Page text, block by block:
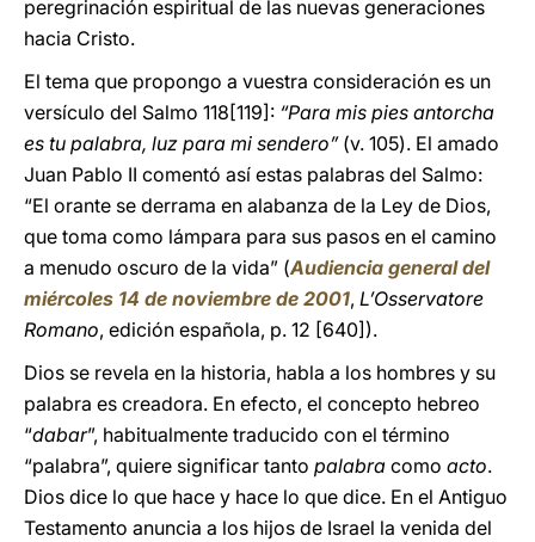
peregrinación espiritual de las nuevas generaciones
hacia Cristo.
El tema que propongo a vuestra consideración es un
versículo del Salmo 118[119]: “Para mis pies antorcha
es tu palabra, luz para mi sendero”(v. 105). El amado
Juan Pablo II comentó así estas palabras del Salmo:
“El orante se derrama en alabanza de la Ley de Dios,
que toma como lámpara para sus pasos en el camino
a menudo oscuro de la vida” (Audiencia general del
miércoles 14 de noviembre de 2001, L’Osservatore
Romano, edición española, p. 12 [640]).
Dios se revela en la historia, habla a los hombres y su
palabra es creadora. En efecto, el concepto hebreo
“dabar”, habitualmente traducido con el término
“palabra”, quiere significar tanto palabra como acto.
Dios dice lo que hace y hace lo que dice. En el Antiguo
Testamento anuncia a los hijos de Israel la venida del